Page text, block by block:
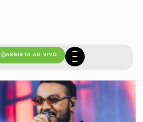
ASSISTA AO VIVO